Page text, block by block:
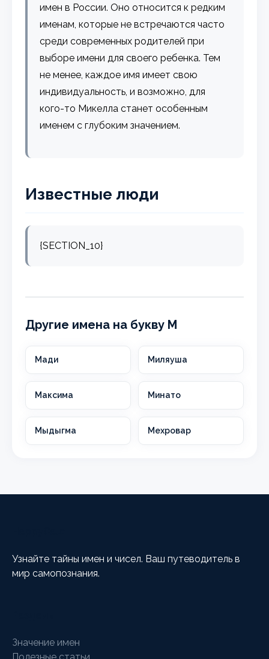
имен в России. Оно относится к редким
именам, которые не встречаются часто
среди современных родителей при
выборе имени для своего ребенка. Тем
не менее, каждое имя имеет свою
индивидуальность, и возможно, для
кого-то Микелла станет особенным
именем с глубоким значением.
Известные люди
{SECTION_10}
Другие имена на букву М
Мади Миляуша
Максима Минато
Мыдыгма Мехровар
Узнайте тайны имен и чисел. Ваш путеводитель в
мир самопознания.
Значение имен